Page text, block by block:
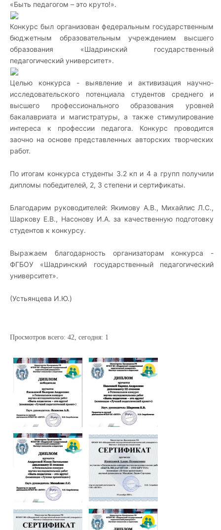
«Быть педагогом – это круто!».
Конкурс был организован федеральным государственным
бюджетным образовательным учреждением высшего
образования «Шадринский государственный
педагогический университет».
Целью конкурса - выявление и активизация научно-
исследовательского потенциала студентов среднего и
высшего профессионального образования уровней
бакалавриата и магистратуры, а также стимулирование
интереса к профессии педагога. Конкурс проводится
заочно на основе представленных авторских творческих
работ.
По итогам конкурса студенты 3.2 кп и 4 а групп получили
дипломы победителей, 2, 3 степени и сертификаты.
Благодарим руководителей: Якимову А.В., Михайлис Л.С.,
Шаркову Е.В., Насонову И.А. за качественную подготовку
студентов к конкурсу.
Выражаем благодарность организаторам конкурса -
ФГБОУ «Шадринский государственный педагогический
университет».
(Устьянцева И.Ю.)
Просмотров всего: 42, сегодня: 1